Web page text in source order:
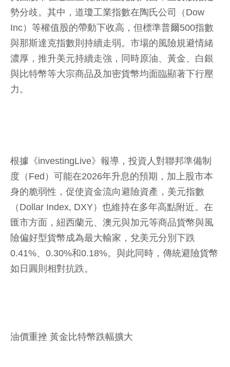
勢分歧。其中，道瓊工業指數在陶氏公司（Dow
Inc）等權值股的帶動下收高，但標準普爾500指數
與那斯達克指數則持續走弱。市場的風險規避情緒
濃厚，推升美元持續走強，同時原油、黃金、白銀
與比特幣等大宗商品及加密貨幣均面臨顯著下行壓
力。
根據《investingLive》報導，投資人對聯邦準備制
度（Fed）可能在2026年升息的預期，加上股市本
身的脆弱性，促使資金流向避險資產，美元指數
（Dollar Index, DXY）也維持在多年高點附近。在
匯市方面，紐西蘭元、澳元與加元等商品貨幣與風
險偏好型貨幣成為最大輸家，兌美元分別下跌
0.41%、0.30%和0.18%。與此同時，傳統避險貨幣
如日圓則相對抗跌。
油價重挫 黃金比特幣跌幅擴大